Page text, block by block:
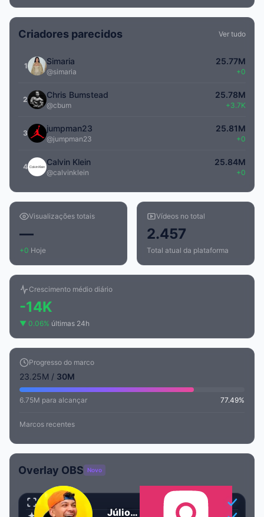
Criadores parecidos Ver tudo
1 Simaria
@simaria
25.77M
+0
2 Chris Bumstead
@cbum
25.78M
+3.7K
3 jumpman23
@jumpman23
25.81M
+0
4 Calvin Klein
@calvinklein
25.84M
+0
Visualizações totais
—
+0 Hoje
Vídeos no total
2.457
Total atual da plataforma
Crescimento médio diário
-14K
▼ 0.06% últimas 24h
Progresso do marco
23.25M / 30M
6.75M para alcançar 77.49%
Marcos recentes
Overlay OBS Novo
Júlio Cocielo
Transparente